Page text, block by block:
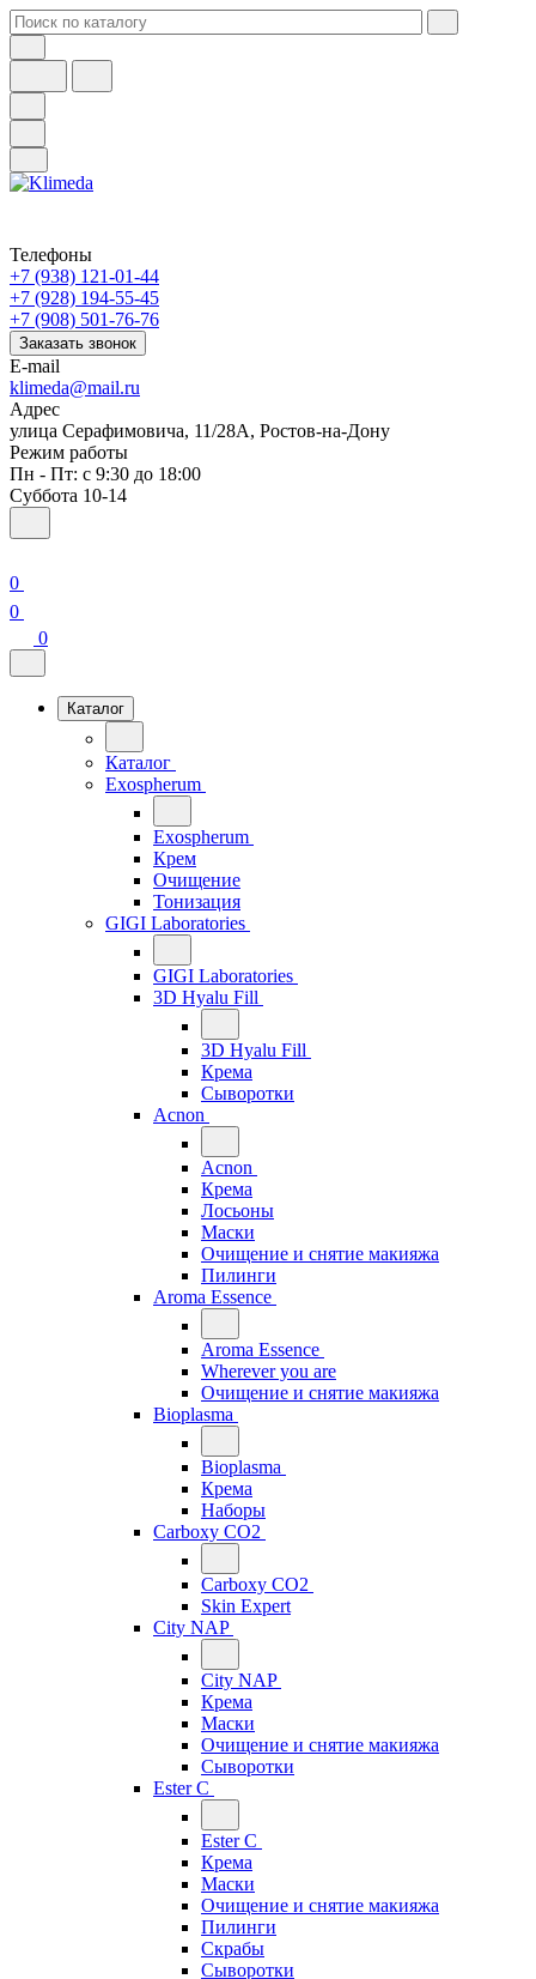
Телефоны
+7 (938) 121-01-44
+7 (928) 194-55-45
+7 (908) 501-76-76
Заказать звонок
E-mail
klimeda@mail.ru
Адрес
улица Серафимовича, 11/28А, Ростов-на-Дону
Режим работы
Пн - Пт: с 9:30 до 18:00
Суббота 10-14
0
0
0
Каталог
Каталог
Exospherum
Exospherum
Крем
Очищение
Тонизация
GIGI Laboratories
GIGI Laboratories
3D Hyalu Fill
3D Hyalu Fill
Крема
Сыворотки
Acnon
Acnon
Крема
Лосьоны
Маски
Очищение и снятие макияжа
Пилинги
Aroma Essence
Aroma Essence
Wherever you are
Очищение и снятие макияжа
Bioplasma
Bioplasma
Крема
Наборы
Carboxy CO2
Carboxy CO2
Skin Expert
City NAP
City NAP
Крема
Маски
Очищение и снятие макияжа
Сыворотки
Ester C
Ester C
Крема
Маски
Очищение и снятие макияжа
Пилинги
Скрабы
Сыворотки